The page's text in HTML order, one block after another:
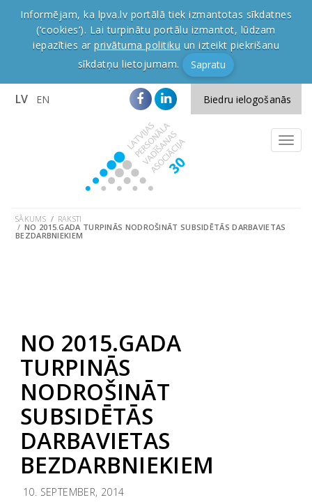
Informējam, ka lpva.lv portālā tiek izmantotas sīkdatnes
(‘cookies’). Lai turpinātu portālu izmantot, lūdzam
iepazīties ar privātuma politiku un izteikt piekrišanu
sīkdatņu lietojumam.
Sapratu
LV EN Biedru ielogošanās
SĀKUMS
RAKSTI
NO 2015.GADA TURPINĀS NODROŠINĀT SUBSIDĒTĀS DARBAVIETAS
BEZDARBNIEKIEM
NO 2015.GADA
TURPINĀS
NODROŠINĀT
SUBSIDĒTĀS
DARBAVIETAS
BEZDARBNIEKIEM
10. SEPTEMBER, 2014